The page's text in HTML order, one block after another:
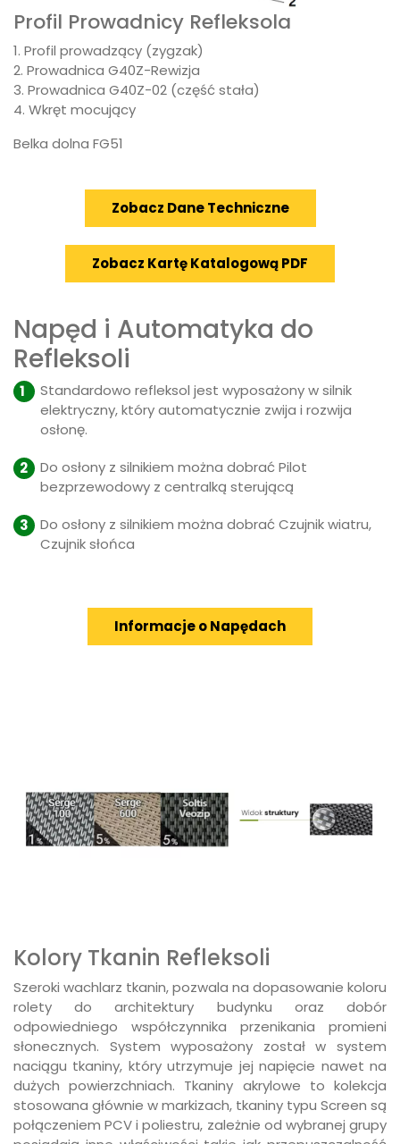
Profil Prowadnicy Refleksola
1. Profil prowadzący (zygzak)
2. Prowadnica G40Z-Rewizja
3. Prowadnica G40Z-02 (część stała)
4. Wkręt mocujący
Belka dolna FG51
Zobacz Dane Techniczne
Zobacz Kartę Katalogową PDF
Napęd i Automatyka do
Refleksoli
Standardowo refleksol jest wyposażony w silnik
elektryczny, który automatycznie zwija i rozwija
osłonę.
Do osłony z silnikiem można dobrać Pilot
bezprzewodowy z centralką sterującą
Do osłony z silnikiem można dobrać Czujnik wiatru,
Czujnik słońca
Informacje o Napędach
Kolory Tkanin Refleksoli
Szeroki wachlarz tkanin, pozwala na dopasowanie koloru
rolety do architektury budynku oraz dobór
odpowiedniego współczynnika przenikania promieni
słonecznych. System wyposażony został w system
naciągu tkaniny, który utrzymuje jej napięcie nawet na
dużych powierzchniach. Tkaniny akrylowe to kolekcja
stosowana głównie w markizach, tkaniny typu Screen są
połączeniem PCV i poliestru, zależnie od wybranej grupy